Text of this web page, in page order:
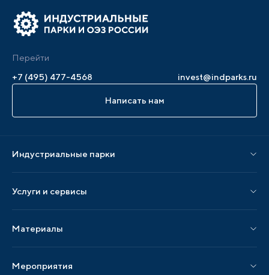
Перейти
+7 (495) 477-4568
invest@indparks.ru
Написать нам
Индустриальные парки
Парки по регионам
Услуги и сервисы
Услуги по локализации
Материалы
Публикации СМИ и статьи
Мероприятия